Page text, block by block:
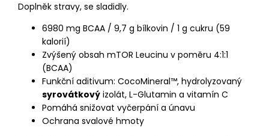
Doplněk stravy, se sladidly.
6980 mg BCAA / 9,7 g bílkovin / 1 g cukru (59
kalorií)
Zvýšený obsah mTOR Leucinu v poměru 4:1:1
(BCAA)
Funkční aditivum: CocoMineral™, hydrolyzovaný
syrovátkový izolát, L-Glutamin a vitamín C
Pomáhá snižovat vyčerpání a únavu
Ochrana svalové hmoty